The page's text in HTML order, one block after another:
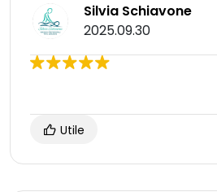
Silvia Schiavone
2025.09.30
Utile